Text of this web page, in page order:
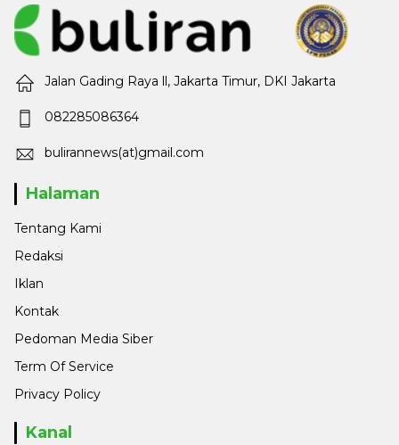
Jalan Gading Raya ll, Jakarta Timur, DKI Jakarta
082285086364
bulirannews(at)gmail.com
Halaman
Tentang Kami
Redaksi
Iklan
Kontak
Pedoman Media Siber
Term Of Service
Privacy Policy
Kanal